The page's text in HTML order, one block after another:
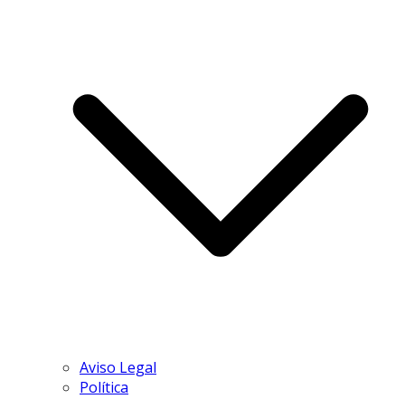
Aviso Legal
Política